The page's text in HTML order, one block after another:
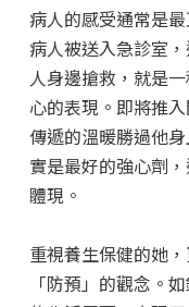
病人的感受通常是
病人被送入急診室
人身邊搶救，就是
心的表現。即將推
傳遞的溫暖勝過他
實是最好的強心劑
體現。
重視養生保健的她
「防預」的觀念。